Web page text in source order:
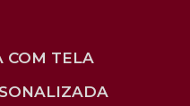
COM TELA